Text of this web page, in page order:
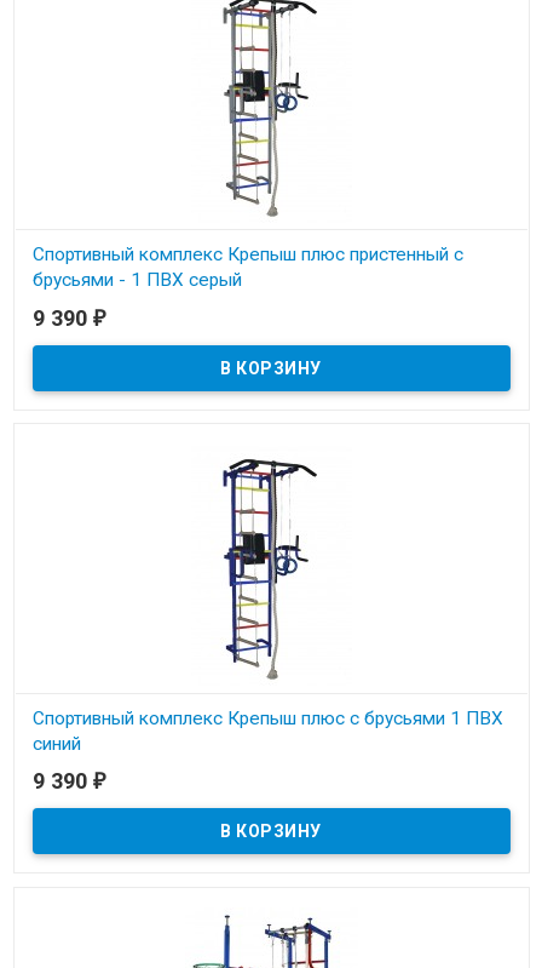
Спортивный комплекс Крепыш плюс пристенный с
брусьями - 1 ПВХ серый
В наличии
9 390 ₽
Спортивный комплекс Крепыш плюс с брусьями 1 ПВХ
синий
В наличии
9 390 ₽